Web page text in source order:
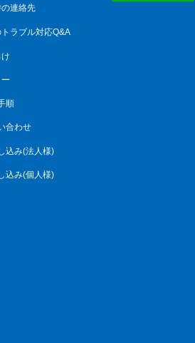
連絡先
ラブル対応Q&A
順
合わせ
込み(法人様)
込み(個人様)